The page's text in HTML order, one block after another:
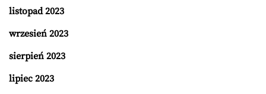
listopad 2023
wrzesień 2023
sierpień 2023
lipiec 2023